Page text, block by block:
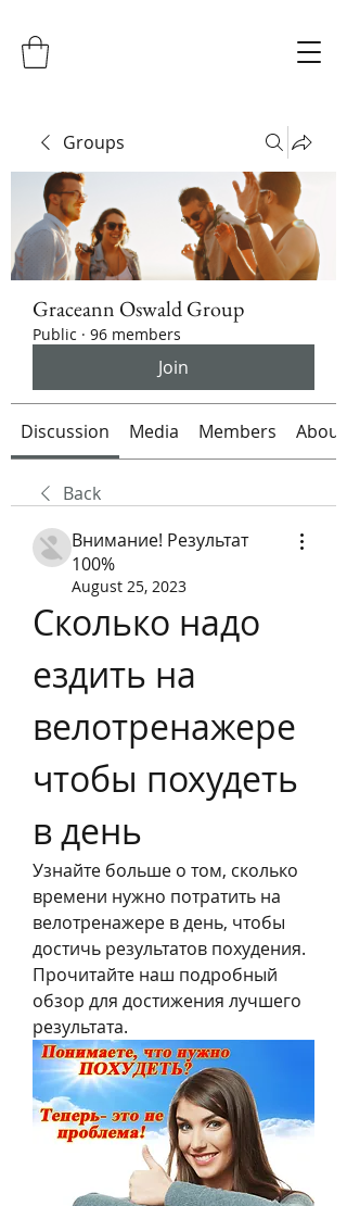
Groups
Graceann Oswald Group
Public · 96 members
Join
Discussion Media Members About
Back
Внимание! Результат
100%
August 25, 2023
Сколько надо
ездить на
велотренажере
чтобы похудеть
в день
Узнайте больше о том, сколько
времени нужно потратить на
велотренажере в день, чтобы
достичь результатов похудения.
Прочитайте наш подробный
обзор для достижения лучшего
результата.